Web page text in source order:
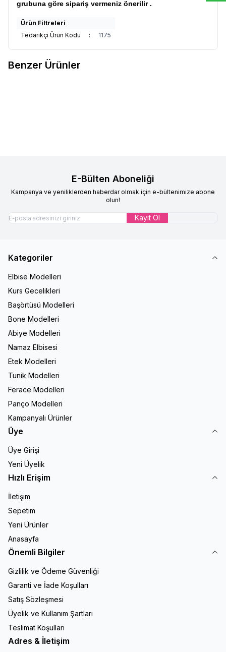
grubuna göre sipariş vermeniz önerilir .
Ürün Filtreleri
Tedarikçi Ürün Kodu
: 1175
Benzer Ürünler
E-Bülten Aboneliği
Kampanya ve yeniliklerden haberdar olmak için e-bültenimize abone
olun!
Kayıt Ol
Kategoriler
Elbise Modelleri
Kurs Gecelikleri
Başörtüsü Modelleri
Bone Modelleri
Abiye Modelleri
Namaz Elbisesi
Etek Modelleri
Tunik Modelleri
Ferace Modelleri
Panço Modelleri
Kampanyalı Ürünler
Üye
Üye Girişi
Yeni Üyelik
Hızlı Erişim
İletişim
Sepetim
Yeni Ürünler
Anasayfa
Önemli Bilgiler
Gizlilik ve Ödeme Güvenliği
Garanti ve İade Koşulları
Satış Sözleşmesi
Üyelik ve Kullanım Şartları
Teslimat Koşulları
Adres & İletişim